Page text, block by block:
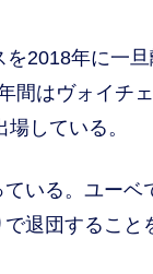
2018年に一
間はヴォイチ
している。
ている。ユー
退団すること